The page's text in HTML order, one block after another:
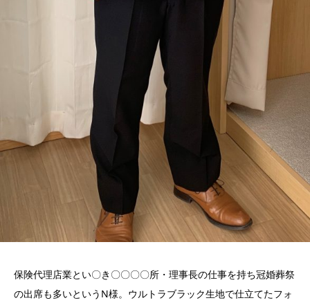
保険代理店業とい〇き〇〇〇〇所・理事長の仕事を持ち冠婚葬祭
の出席も多いというN様。ウルトラブラック生地で仕立てたフォ